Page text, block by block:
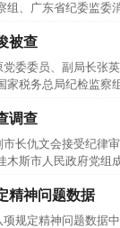
组、广东省纪委监委
被查
委委员、副局长
家税务总局纪检监察
调查
长仇文会接受纪
木斯市人民政府党组
精神问题数据
规定精神问题数据